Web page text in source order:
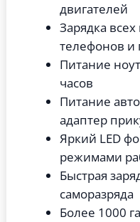
двигателей
Зарядка
телефонов и
Питание
часов
Питание
адаптер
Яркий LED
режимами
Быстрая
саморазряда
Более 1000